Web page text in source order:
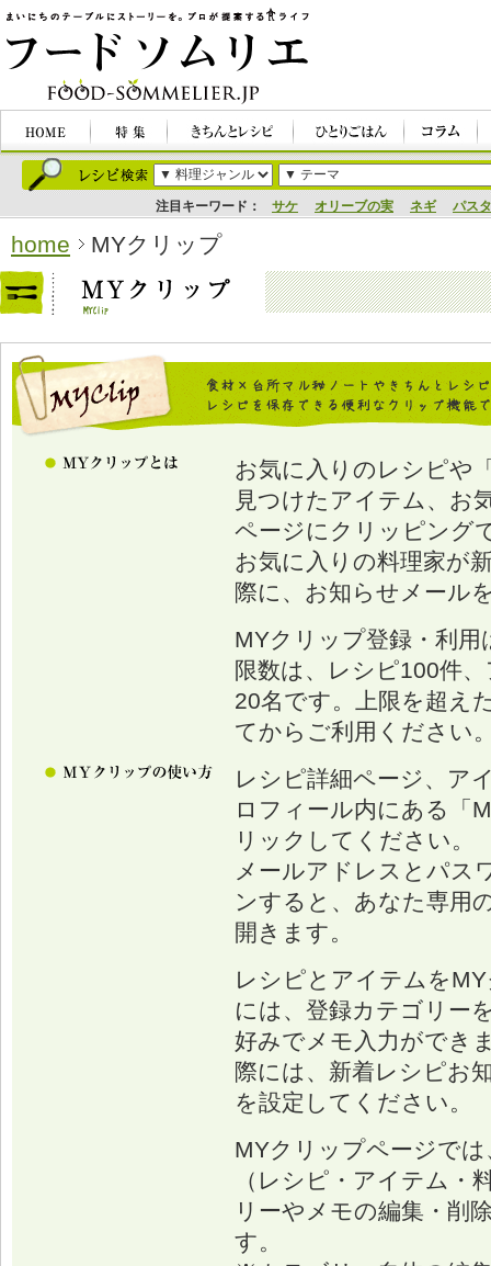
注目キーワード： サケ オリーブの実 ネギ パスタ
home MYクリップ
お気に入りのレシピや
見つけたアイテム、お
ページにクリッピング
お気に入りの料理家が
際に、お知らせメール
MYクリップ登録・利
限数は、レシピ100件
20名です。上限を超え
てからご利用ください
レシピ詳細ページ、ア
ロフィール内にある「
リックしてください。
メールアドレスとパス
ンすると、あなた専用
開きます。
レシピとアイテムを
には、登録カテゴリー
好みでメモ入力ができ
際には、新着レシピお
を設定してください。
MYクリップページで
（レシピ・アイテム・
リーやメモの編集・削
す。